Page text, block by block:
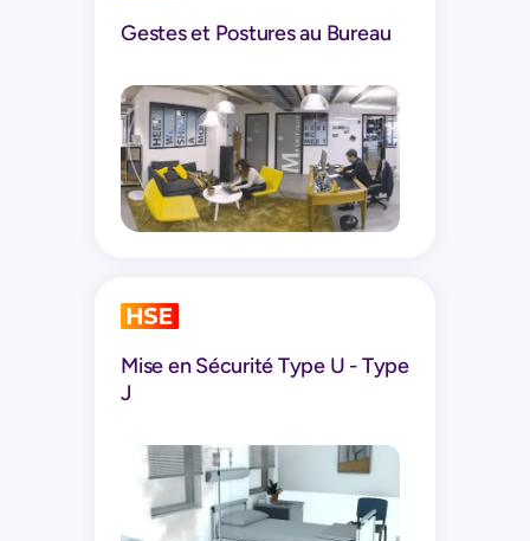
Gestes et Postures au Bureau
Mise en Sécurité Type U - Type
J